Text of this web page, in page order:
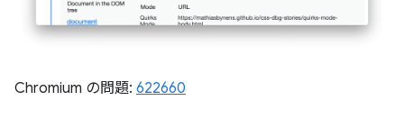
Chromium の問題: 622660